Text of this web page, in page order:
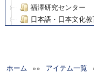
福澤研究センター
日本語・日本文化
グローバルリサー
ホーム »» アイテム一覧